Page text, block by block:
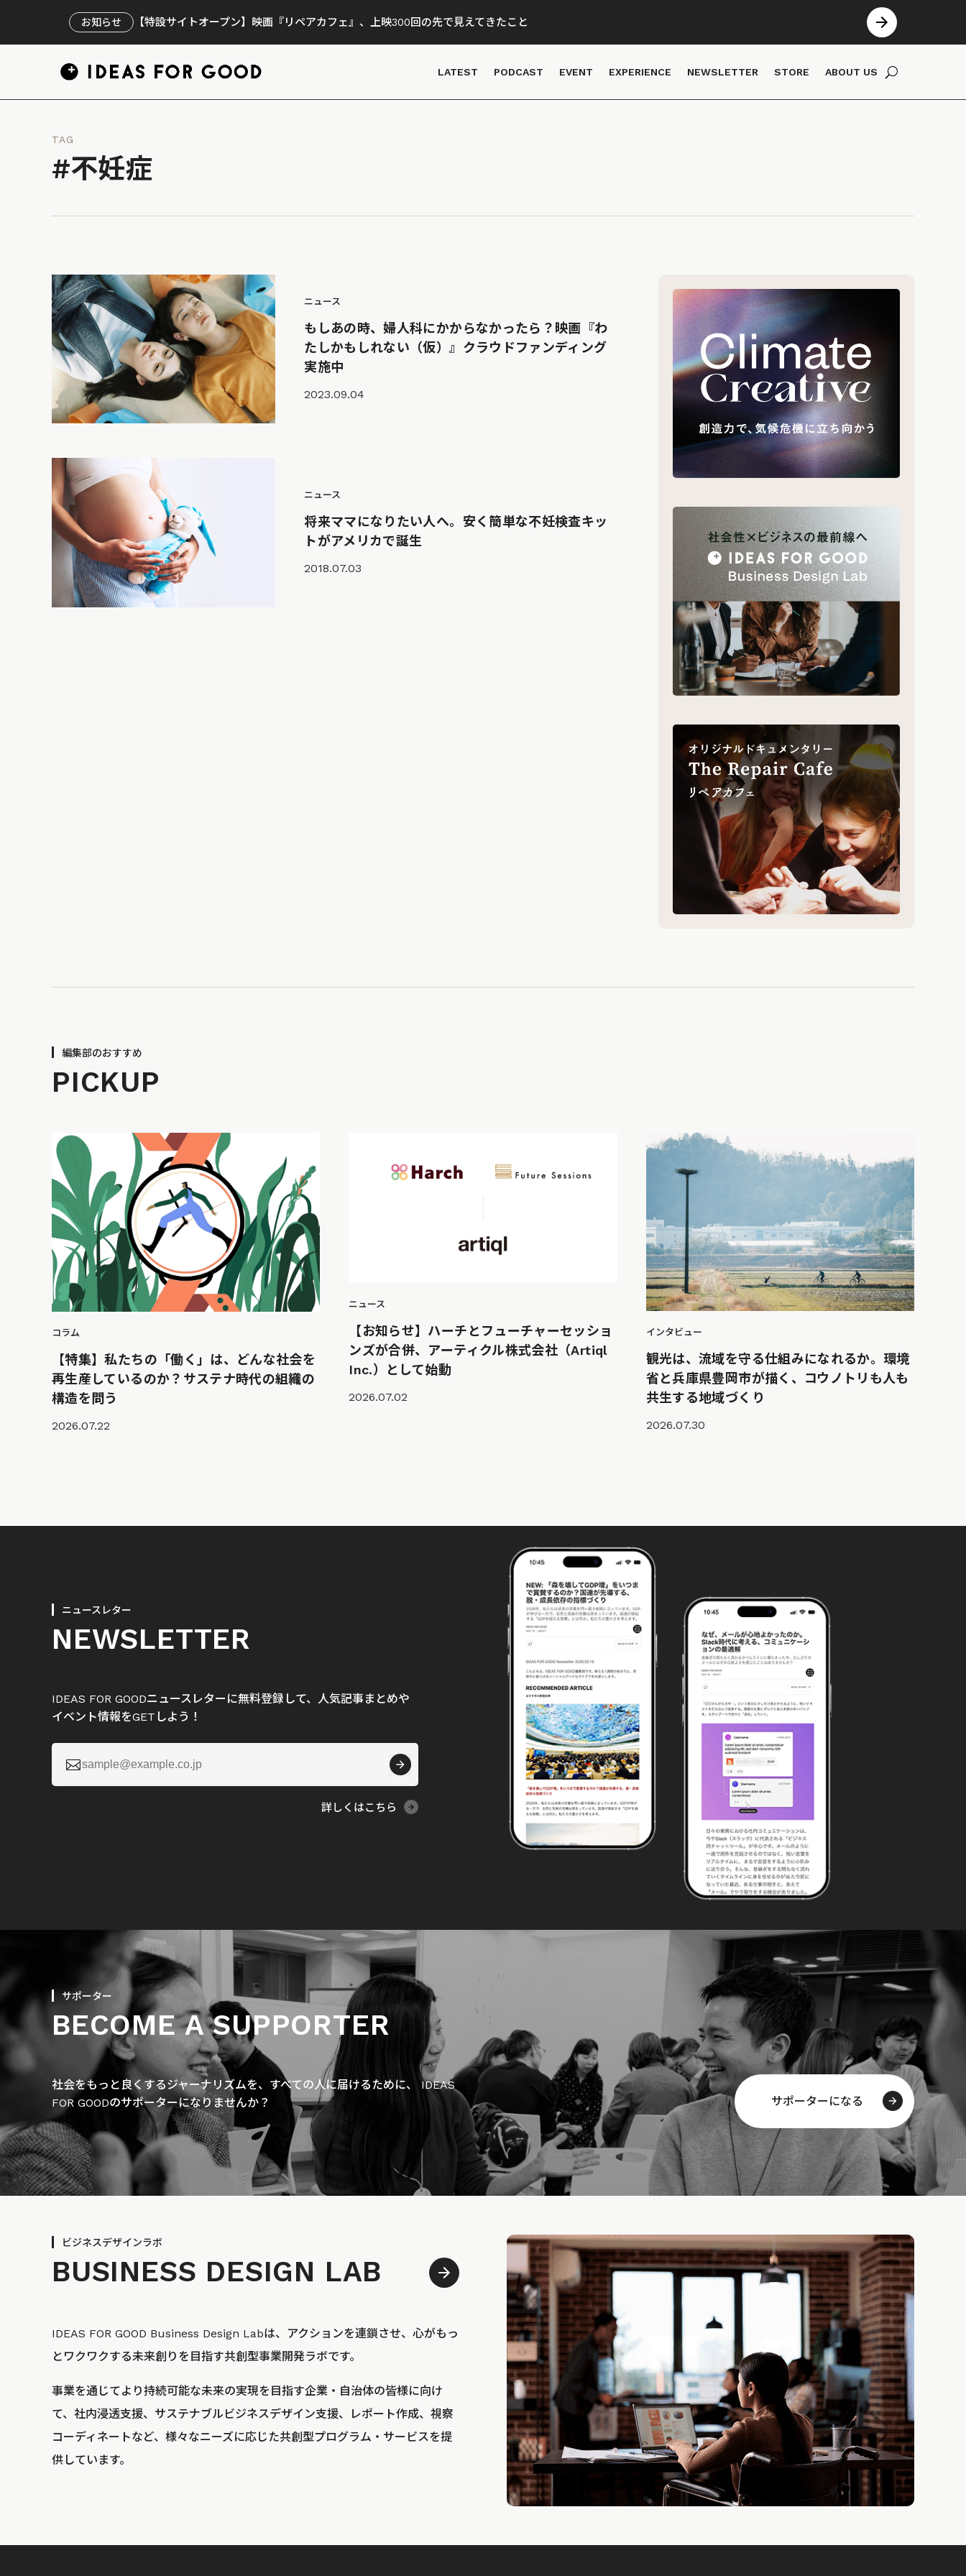
お知らせ 【特設サイトオープン】映画『リペアカフェ』、上映300回の先で見えてきたこと
LATEST PODCAST EVENT EXPERIENCE NEWSLETTER STORE ABOUT US
TAG
#不妊症
ニュース
もしあの時、婦人科にかからなかったら？映画『わ
たしかもしれない（仮）』クラウドファンディング
実施中
2023.09.04
ニュース
将来ママになりたい人へ。安く簡単な不妊検査キッ
トがアメリカで誕生
2018.07.03
編集部のおすすめ
PICKUP
コラム
【特集】私たちの「働く」は、どんな社会を
再生産しているのか？サステナ時代の組織の
構造を問う
2026.07.22
ニュース
【お知らせ】ハーチとフューチャーセッショ
ンズが合併、アーティクル株式会社（Artiql
Inc.）として始動
2026.07.02
インタビュー
観光は、流域を守る仕組みになれるか。環境
省と兵庫県豊岡市が描く、コウノトリも人も
共生する地域づくり
2026.07.30
ニュースレター
NEWSLETTER
IDEAS FOR GOODニュースレターに無料登録して、人気記事まとめや
イベント情報をGETしよう！

詳しくはこちら
サポーター
BECOME A SUPPORTER
社会をもっと良くするジャーナリズムを、すべての人に届けるために、 IDEAS
FOR GOODのサポーターになりませんか？
サポーターになる
ビジネスデザインラボ
BUSINESS DESIGN LAB
IDEAS FOR GOOD Business Design Labは、アクションを連鎖させ、心がもっ
とワクワクする未来創りを目指す共創型事業開発ラボです。
事業を通じてより持続可能な未来の実現を目指す企業・自治体の皆様に向け
て、社内浸透支援、サステナブルビジネスデザイン支援、レポート作成、視察
コーディネートなど、様々なニーズに応じた共創型プログラム・サービスを提
供しています。